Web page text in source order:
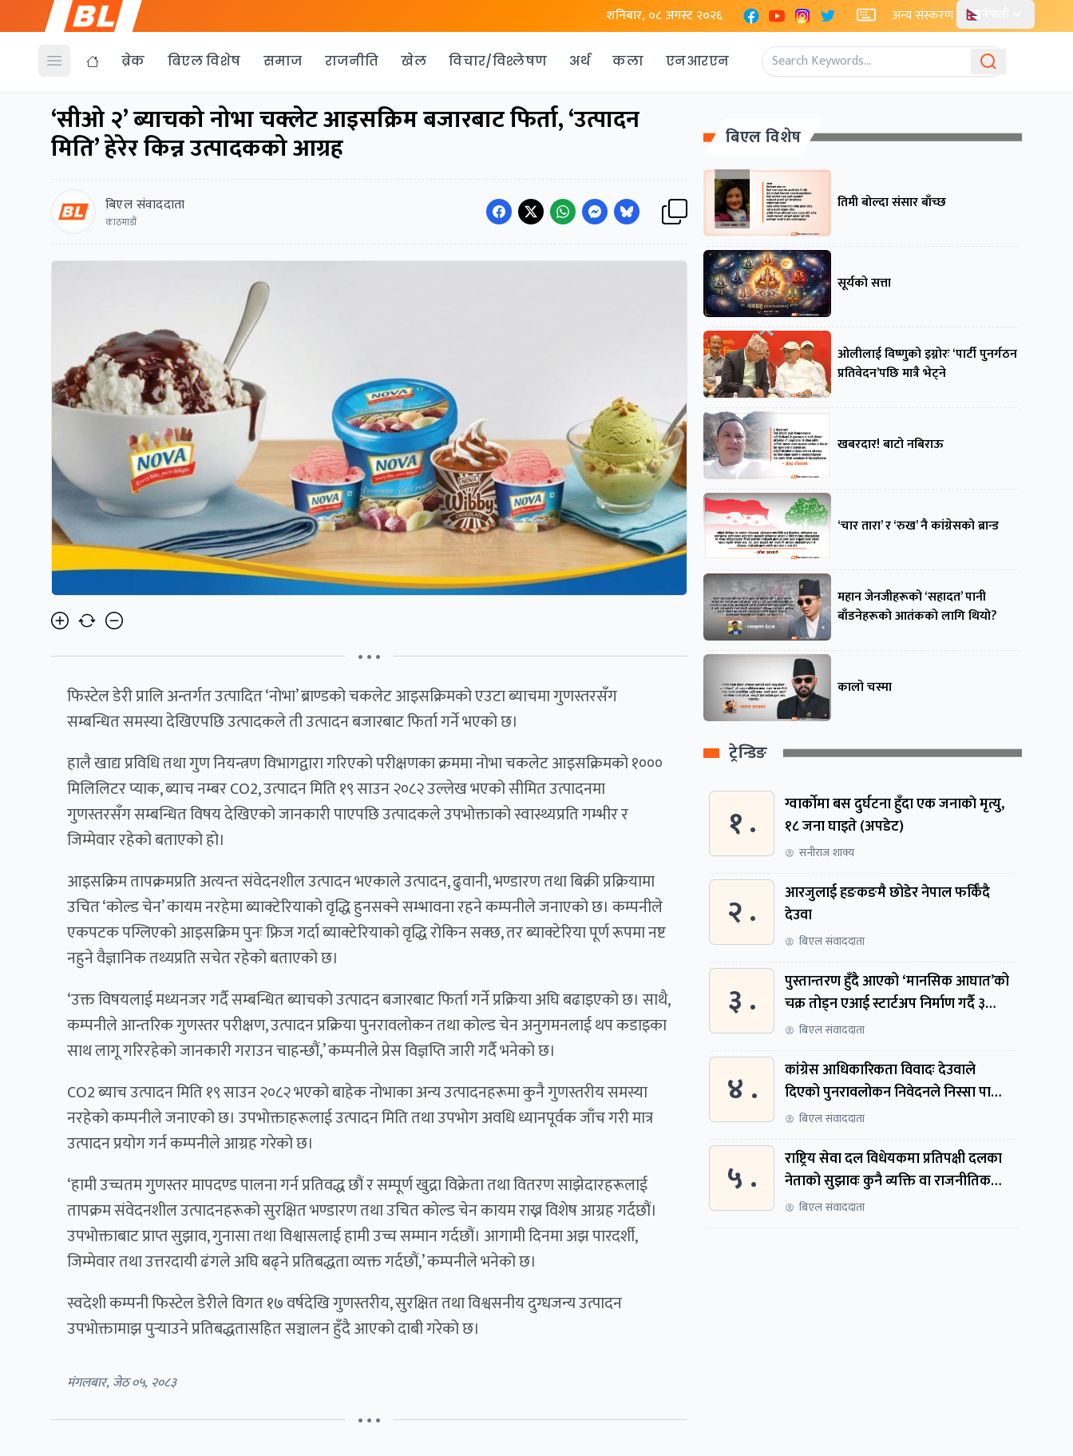
शनिबार, ०८ अगस्ट २०२६ FacebookYouTubeInstagram
X अन्य संस्करण
Open menu ब्रेक बिएल विशेष समाज राजनीति खेल विचार/विश्लेषण अर्थ कला एनआरएन
‘सीओ २’ ब्याचको नोभा चक्लेट आइसक्रिम बजारबाट फिर्ता, ‘उत्पादन
मिति’ हेरेर किन्न उत्पादकको आग्रह
बिएल संवाददाता
काठमाडौं
• • •
फिस्टेल डेरी प्रालि अन्तर्गत उत्पादित ‘नोभा’ ब्राण्डको चकलेट आइसक्रिमको एउटा ब्याचमा गुणस्तरसँग
सम्बन्धित समस्या देखिएपछि उत्पादकले ती उत्पादन बजारबाट फिर्ता गर्ने भएको छ।
हालै खाद्य प्रविधि तथा गुण नियन्त्रण विभागद्वारा गरिएको परीक्षणका क्रममा नोभा चकलेट आइसक्रिमको १०००
मिलिलिटर प्याक, ब्याच नम्बर CO2, उत्पादन मिति १९ साउन २०८२ उल्लेख भएको सीमित उत्पादनमा
गुणस्तरसँग सम्बन्धित विषय देखिएको जानकारी पाएपछि उत्पादकले उपभोक्ताको स्वास्थ्यप्रति गम्भीर र
जिम्मेवार रहेको बताएको हो।
आइसक्रिम तापक्रमप्रति अत्यन्त संवेदनशील उत्पादन भएकाले उत्पादन, ढुवानी, भण्डारण तथा बिक्री प्रक्रियामा
उचित ‘कोल्ड चेन’ कायम नरहेमा ब्याक्टेरियाको वृद्धि हुनसक्ने सम्भावना रहने कम्पनीले जनाएको छ। कम्पनीले
एकपटक पग्लिएको आइसक्रिम पुनः फ्रिज गर्दा ब्याक्टेरियाको वृद्धि रोकिन सक्छ, तर ब्याक्टेरिया पूर्ण रूपमा नष्ट
नहुने वैज्ञानिक तथ्यप्रति सचेत रहेको बताएको छ।
‘उक्त विषयलाई मध्यनजर गर्दै सम्बन्धित ब्याचको उत्पादन बजारबाट फिर्ता गर्ने प्रक्रिया अघि बढाइएको छ। साथै,
कम्पनीले आन्तरिक गुणस्तर परीक्षण, उत्पादन प्रक्रिया पुनरावलोकन तथा कोल्ड चेन अनुगमनलाई थप कडाइका
साथ लागू गरिरहेको जानकारी गराउन चाहन्छौं,’ कम्पनीले प्रेस विज्ञप्ति जारी गर्दै भनेको छ।
CO2 ब्याच उत्पादन मिति १९ साउन २०८२ भएको बाहेक नोभाका अन्य उत्पादनहरूमा कुनै गुणस्तरीय समस्या
नरहेको कम्पनीले जनाएको छ। उपभोक्ताहरूलाई उत्पादन मिति तथा उपभोग अवधि ध्यानपूर्वक जाँच गरी मात्र
उत्पादन प्रयोग गर्न कम्पनीले आग्रह गरेको छ।
‘हामी उच्चतम गुणस्तर मापदण्ड पालना गर्न प्रतिवद्ध छौं र सम्पूर्ण खुद्रा विक्रेता तथा वितरण साझेदारहरूलाई
तापक्रम संवेदनशील उत्पादनहरूको सुरक्षित भण्डारण तथा उचित कोल्ड चेन कायम राख्न विशेष आग्रह गर्दछौं।
उपभोक्ताबाट प्राप्त सुझाव, गुनासा तथा विश्वासलाई हामी उच्च सम्मान गर्दछौं। आगामी दिनमा अझ पारदर्शी,
जिम्मेवार तथा उत्तरदायी ढंगले अघि बढ्ने प्रतिबद्धता व्यक्त गर्दछौं,’ कम्पनीले भनेको छ।
स्वदेशी कम्पनी फिस्टेल डेरीले विगत १७ वर्षदेखि गुणस्तरीय, सुरक्षित तथा विश्वसनीय दुग्धजन्य उत्पादन
उपभोक्तामाझ पुर्‍याउने प्रतिबद्धतासहित सञ्चालन हुँदै आएको दाबी गरेको छ।
मंगलबार, जेठ ०५, २०८३
• • •
बिएल विशेष
तिमी बोल्दा संसार बाँच्छ
सूर्यको सत्ता
ओलीलाई विष्णुको इग्नोरः ‘पार्टी पुनर्गठन
प्रतिवेदन’पछि मात्रै भेट्ने
खबरदार! बाटो नबिराऊ
‘चार तारा’ र ‘रुख’ नै कांग्रेसको ब्रान्ड
महान जेनजीहरूको ‘सहादत’ पानी
बाँडनेहरूको आतंकको लागि थियो?
कालो चस्मा
ट्रेन्डिङ
१ .
ग्वार्काेमा बस दुर्घटना हुँदा एक जनाकाे मृत्यु,
१८ जना घाइते (अपडेट)
सनीराज शाक्य
२ .
आरजुलाई हङकङमै छोडेर नेपाल फर्किँदै
देउवा
बिएल संवाददाता
३ .
पुस्तान्तरण हुँदै आएको ‘मानसिक आघात’को
चक्र तोड्न एआई स्टार्टअप निर्माण गर्दै ३
नेपाली
बिएल संवाददाता
४ .
कांग्रेस आधिकारिकता विवादः देउवाले
दिएको पुनरावलोकन निवेदनले निस्सा पायो,
फेरि सुरुदेखि सुनुवाइ हुने
बिएल संवाददाता
५ .
राष्ट्रिय सेवा दल विधेयकमा प्रतिपक्षी दलका
नेताको सुझावः कुनै व्यक्ति वा राजनीतिक
नेतृत्वबाट निर्देशित हुने संस्था नबनोस्
बिएल संवाददाता